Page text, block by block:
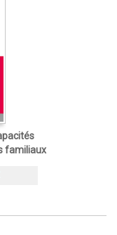
familiaux